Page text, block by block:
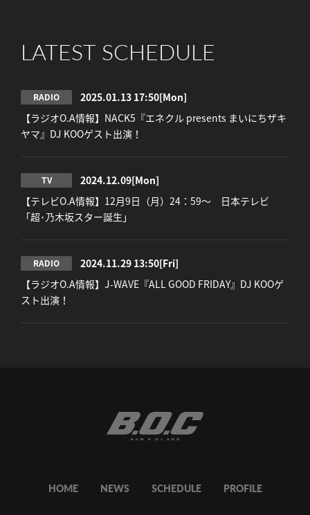
LATEST SCHEDULE
RADIO 2025.01.13 17:50[Mon]
【ラジオO.A情報】NACK5『エネクル presents まいにちザキ
ヤマ』DJ KOOゲスト出演！
TV 2024.12.09[Mon]
【テレビO.A情報】12月9日（月）24：59～ 日本テレビ
「超･乃木坂スター誕生」
RADIO 2024.11.29 13:50[Fri]
【ラジオO.A情報】J-WAVE『ALL GOOD FRIDAY』DJ KOOゲ
スト出演！
HOME NEWS SCHEDULE PROFILE